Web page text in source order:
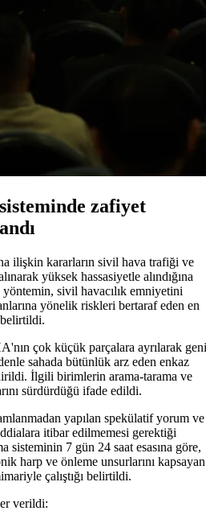
zafiyet
ilişkin kararların sivil hava trafiği ve
yüksek hassasiyetle alındığına
sivil havacılık emniyetini
yönelik riskleri bertaraf eden en
çok küçük parçalara ayrılarak
sahada bütünlük arz eden enkaz
İlgili birimlerin arama-tarama ve
sürdürdüğü ifade edildi.
yapılan spekülatif yorum ve
itibar edilmemesi gerektiği
sisteminin 7 gün 24 saat esasına göre,
harp ve önleme unsurlarını kapsayan
çalıştığı belirtildi.
verildi: